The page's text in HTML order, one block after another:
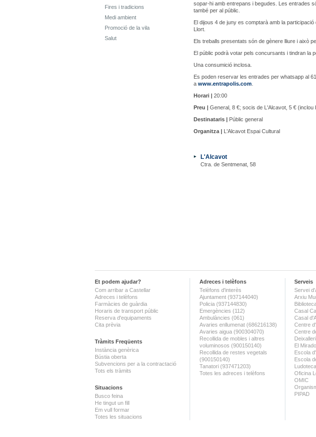
Fires i tradicions
Medi ambient
Promoció de la vila
Salut
sopar-hi amb entrepans i begudes. Les entrades
també per al públic.
El dijous 4 de juny es comptarà amb la
Llort.
Els treballs presentats són de gènere lliure i això
El públic podrà votar pels concursants i tindran la
Una consumició inclosa.
Es poden reservar les entrades per whatsapp al
a www.entrapolis.com
Horari | 20:00
Preu | General, 8 €; socis de L'Alcavot, 5 € (inclou
Destinataris | Públic general
Organitza | L'Alcavot Espai Cultural
L'Alcavot
Ctra. de Sentmenat, 58
Et podem ajudar?
Com arribar a Castellar
Adreces i telèfons
Farmàcies de guàrdia
Horaris de transport públic
Reserva d'equipaments
Cita prèvia
Tràmits Freqüents
Instància genèrica
Bústia oberta
Subvencions per a la contractació
Tots els tràmits
Situacions
Busco feina
He tingut un fill
Em vull formar
Totes les situacions
Adreces i telèfons
Telèfons d'interès
Ajuntament (937144040)
Policia (937144830)
Emergències (112)
Ambulàncies (061)
Avaries enllumenat (686216138)
Avaries aigua (900304070)
Recollida de mobles i altres
voluminosos (900150140)
Recollida de restes vegetals
(900150140)
Tanatori (937471203)
Totes les adreces i telèfons
Serveis
Servei
Arxiu
Casal
Casal
Centre
Centre
El
Escola
Escola
Oficina
OMIC
PIPAD